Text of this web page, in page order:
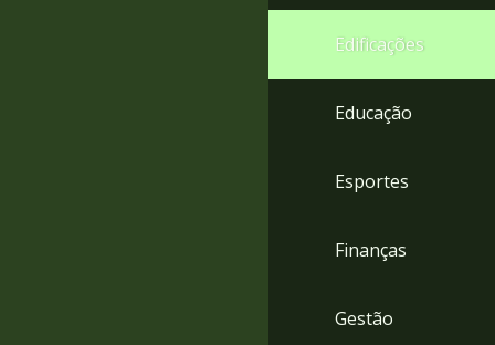
Edificações
Educação
Esportes
Finanças
Gestão